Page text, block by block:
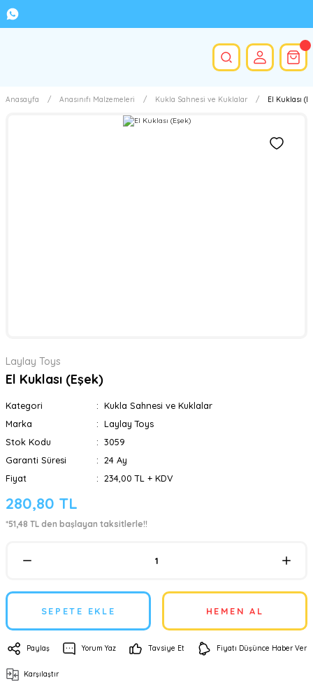
Anasayfa Anasınıfı Malzemeleri Kukla Sahnesi ve Kuklalar El Kuklası
Laylay Toys
El Kuklası (Eşek)
Kategori
Kukla Sahnesi ve Kuklalar
Marka
Laylay Toys
Stok Kodu
3059
Garanti Süresi
24 Ay
Fiyat
234,00 TL + KDV
280,80 TL
*51,48 TL den başlayan taksitlerle!!
SEPETE EKLE HEMEN AL
Paylaş Yorum Yaz Tavsiye Et Fiyatı Düşünce Haber Ver
Karşılaştır